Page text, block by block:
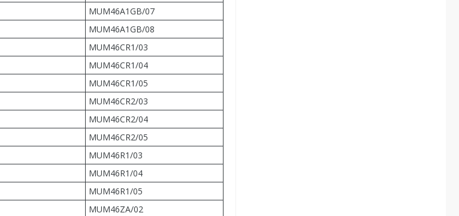
MUM46A1GB/07
MUM46A1GB/08
MUM46CR1/03
MUM46CR1/04
MUM46CR1/05
MUM46CR2/03
MUM46CR2/04
MUM46CR2/05
MUM46R1/03
MUM46R1/04
MUM46R1/05
MUM46ZA/02